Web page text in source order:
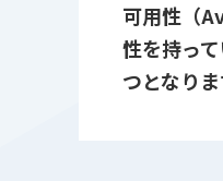
可用性（
性を持っ
つとなりま